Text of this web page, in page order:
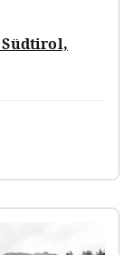
Südtirol,